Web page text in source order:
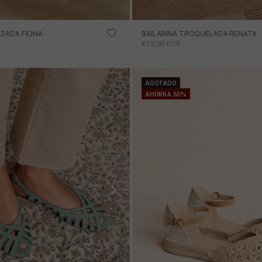
FIONA
BAILARINA TROQUELADA RENATA
PRECIO DE OFERTA
€79,95 EUR
AGOTADO
AHORRA 50%